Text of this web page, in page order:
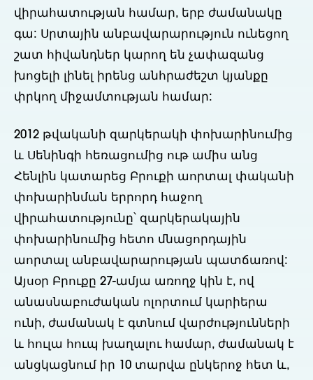
վիրահատության համար, երբ ժամանակը
գա: Սրտային անբավարարություն ունեցող
շատ հիվանդներ կարող են չափազանց
խոցելի լինել իրենց անհրաժեշտ կյանքը
փրկող միջամտության համար:
2012 թվականի զարկերակի փոխարինումից
և Սենինգի հեռացումից ութ ամիս անց
Հենլին կատարեց Բրուքի աորտալ փականի
փոխարինման երրորդ հաջող
վիրահատությունը՝ զարկերակային
փոխարինումից հետո մնացորդային
աորտալ անբավարարության պատճառով:
Այսօր Բրուքը 27-ամյա առողջ կին է, ով
անասնաբուժական ոլորտում կարիերա
ունի, ժամանակ է գտնում վարժությունների
և հուլա հուպ խաղալու համար, ժամանակ է
անցկացնում իր 10 տարվա ընկերոջ հետ և,